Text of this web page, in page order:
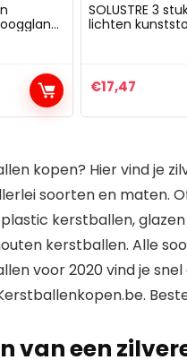
SOLUSTRE 3
lichten
kerstboom
voorkeur
€17,47
kopen? Hier vind je
soorten en maten.
kerstballen, glazen
kerstballen. Alle
voor 2020 vind je snel
van een